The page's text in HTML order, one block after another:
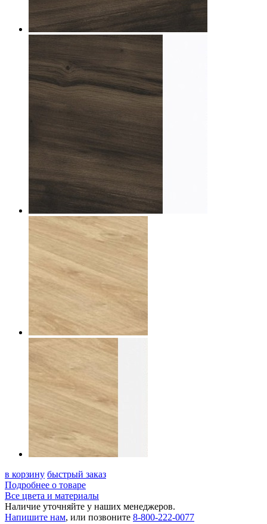
в корзину быстрый заказ
Подробнее о товаре
Все цвета и материалы
Наличие уточняйте у наших менеджеров.
Напишите нам, или позвоните 8-800-222-0077